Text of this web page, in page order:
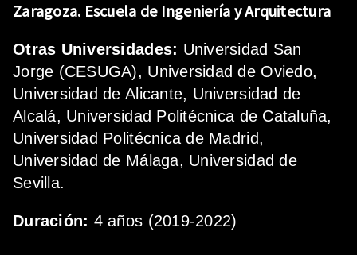
Zaragoza. Escuela de Ingeniería y Arquitectura
Otras Universidades: Universidad San
Jorge (CESUGA), Universidad de Oviedo,
Universidad de Alicante, Universidad de
Alcalá, Universidad Politécnica de Cataluña,
Universidad Politécnica de Madrid,
Universidad de Málaga, Universidad de
Sevilla.
Duración: 4 años (2019-2022)